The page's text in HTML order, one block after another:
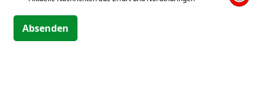
Absenden